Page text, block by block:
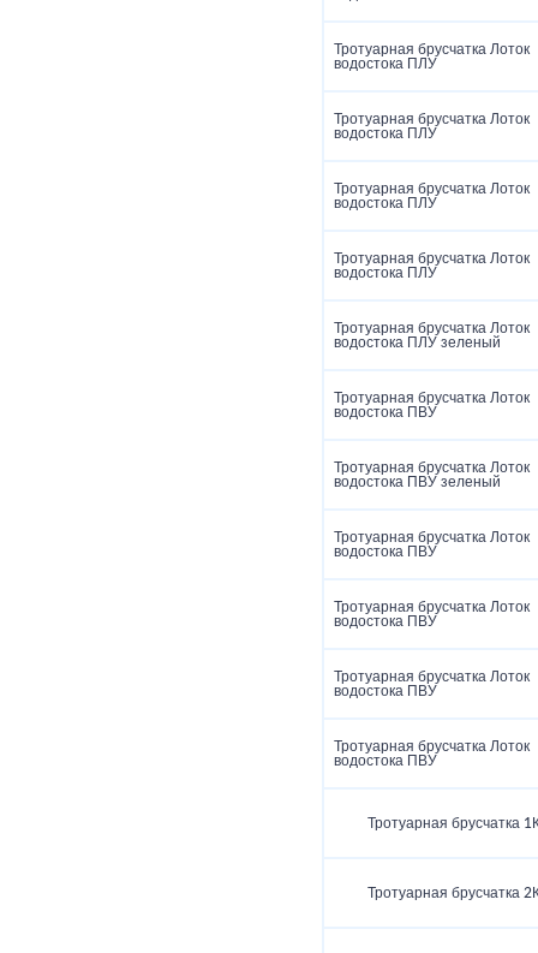
Тротуарная брусчатка Лоток
водостока ПЛУ
Тротуарная брусчатка Лоток
водостока ПЛУ
Тротуарная брусчатка Лоток
водостока ПЛУ
Тротуарная брусчатка Лоток
водостока ПЛУ
Тротуарная брусчатка Лоток
водостока ПЛУ зеленый
Тротуарная брусчатка Лоток
водостока ПВУ
Тротуарная брусчатка Лоток
водостока ПВУ зеленый
Тротуарная брусчатка Лоток
водостока ПВУ
Тротуарная брусчатка Лоток
водостока ПВУ
Тротуарная брусчатка Лоток
водостока ПВУ
Тротуарная брусчатка Лоток
водостока ПВУ
Тротуарная брусчатка
Тротуарная брусчатка